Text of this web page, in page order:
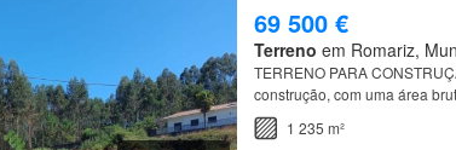
69 500 €
Terreno em Romariz,
TERRENO PARA
construção, com uma área
Localizado na freguesia de
1 235 m²